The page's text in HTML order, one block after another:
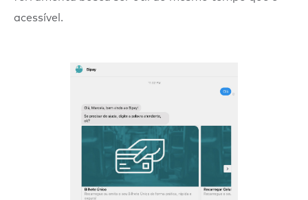
acessível.